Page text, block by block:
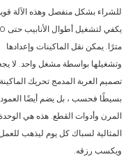
ويكسب رزقه.